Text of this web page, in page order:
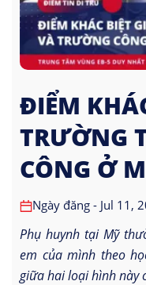
ĐIỂM
TRƯỜNG
CÔNG Ở
Ngày đăng - Jul 11,
Phụ huynh tại Mỹ
em của mình theo
giữa hai loại hình này